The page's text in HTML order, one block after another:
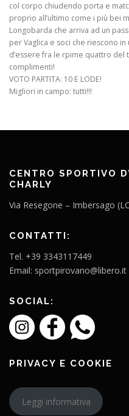
col corpo chiudendo porta e
proprio all’ultimo come i più bei
Longobarda che arriva ad un
per Vaglica e soci che riescono
d’essere fra le rpime quattro
complimenti!
VOTO PARTITA: 10 E LODE!
Migliori in campo: tutti!!!
CENTRO SPORTIVO
CHARLY
Via Resegone – Imbersago
CONTATTI:
Tel. +39 3343117449
Email: sportpirovano@libero.it
SOCIAL:
PRIVACY E COOKIE
Leggi informativa